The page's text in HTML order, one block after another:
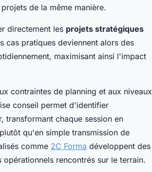
de la même manière.
directement les projets stratégiques
cas pratiques deviennent alors des
maximisant ainsi l'impact
contraintes de planning et aux niveaux
conseil permet d'identifier
transformant chaque session en
qu'en simple transmission de
comme 2C Forma développent des
rencontrés sur le terrain.